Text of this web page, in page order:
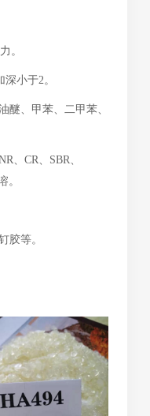
。
小于2。
醚、甲苯、二甲苯、
、CR、SBR、
。
胶等。